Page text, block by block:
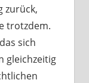
zurück,
trotzdem.
sich
gleichzeitig